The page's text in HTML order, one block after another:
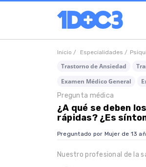
Inicio / Especialidades /
Trastorno de Ansiedad
Examen Médico General
Pregunta médica
¿A qué se deben
rápidas? ¿Es
Preguntado por Mujer de 13
Nuestro profesional de la